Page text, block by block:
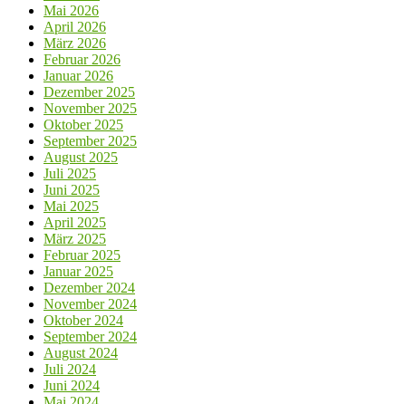
Mai 2026
April 2026
März 2026
Februar 2026
Januar 2026
Dezember 2025
November 2025
Oktober 2025
September 2025
August 2025
Juli 2025
Juni 2025
Mai 2025
April 2025
März 2025
Februar 2025
Januar 2025
Dezember 2024
November 2024
Oktober 2024
September 2024
August 2024
Juli 2024
Juni 2024